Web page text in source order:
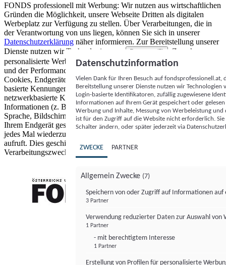
FONDS professionell mit Werbung: Wir nutzen aus wirtschaftlichen
Gründen die Möglichkeit, unsere Webseite Dritten als digitalen
Werbeplatz zur Verfügung zu stellen. Über Verarbeitungen, die in
der Verantwortung von uns liegen, können Sie sich in unserer
Datenschutzerklärung näher informieren. Zur Bereitstellung unserer
Dienste nutzen wir Technologien von
Partnern (5)
. Zwecke:
personalisierte Werbung und Inhalte, Messung von Werbeleistung
und der Performance von Inhalten sowie Zielgruppenforschung.
Cookies, Endgeräte- oder ähnliche Online-Kennungen (z. B. login-
basierte Kennungen, zufällig generierte Kennungen,
netzwerkbasierte Kennungen) können zusammen mit anderen
Informationen (z. B. Browsertyp und Browserinformationen,
Sprache, Bildschirmgröße, unterstützte Technologien usw.) auf
Ihrem Endgerät gespeichert oder von dort ausgelesen werden, um es
jedes Mal wiederzuerkennen, wenn es eine App oder einer Webseite
aufruft. Dies geschieht für einen oder mehrere der hier aufgeführten
Verarbeitungszwecke.
Datenschutzinformation
Vielen Dank für Ihren Besuch auf
Bereitstellung unserer Dienste nutzen wir Technologien
Login-basierte Identifikatoren, zufällig zugewiesene
Informationen auf Ihrem Gerät gespeichert oder
Werbung und Inhalte, Messung von Werbeleistung
ist für den Zugriff auf die Website nicht erforderlich.
Schalter ändern, oder später jederzeit via
ZWECKE PARTNER
Allgemein Zwecke (7)
Speichern von oder Zugriff auf Informationen auf
3 Partner
Verwendung reduzierter Daten zur Auswahl von
1 Partner
- mit berechtigtem Interesse
1 Partner
Erstellung von Profilen für personalisierte
FONDS professionell